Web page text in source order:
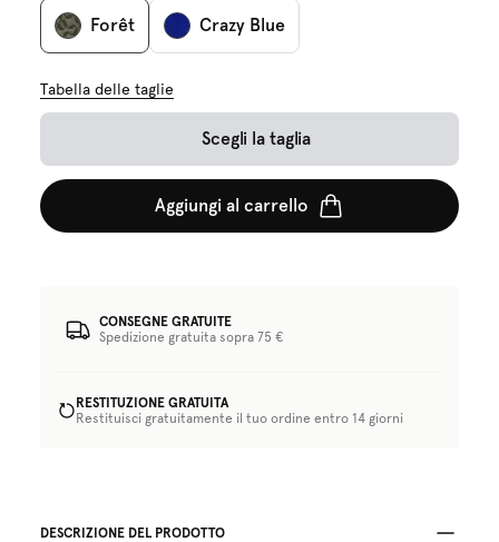
Forêt Crazy Blue
Tabella delle taglie
Scegli la taglia
Aggiungi al carrello
CONSEGNE GRATUITE
Spedizione gratuita sopra 75 €
RESTITUZIONE GRATUITA
Restituisci gratuitamente il tuo ordine entro 14 giorni
DESCRIZIONE DEL PRODOTTO